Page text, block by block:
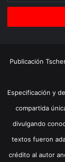
correo
Publicación
Especificación y
compartida
divulgando
textos fueron
crédito al autor